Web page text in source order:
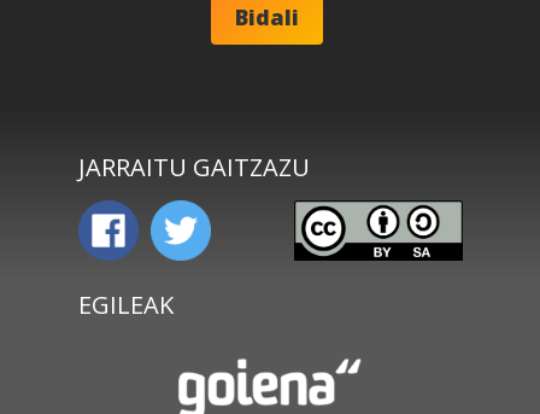
JARRAITU GAITZAZU
EGILEAK